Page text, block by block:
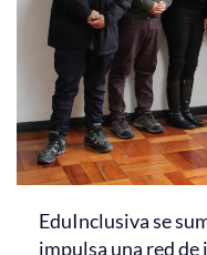
EduInclusiva se
impulsa una red